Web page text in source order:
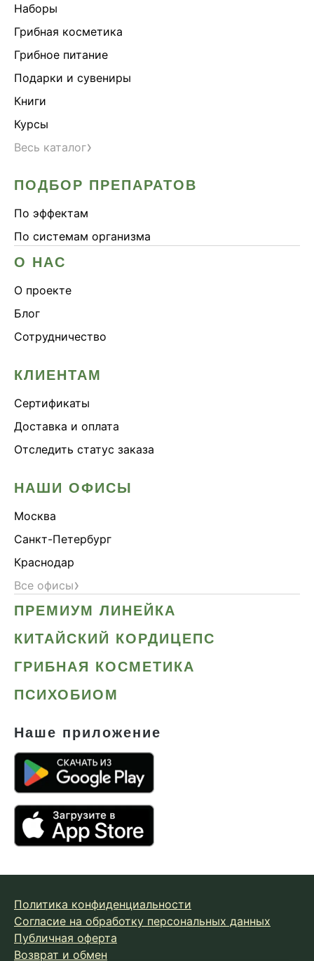
Наборы
Грибная косметика
Грибное питание
Подарки и сувениры
Книги
Курсы
Весь каталог›
ПОДБОР ПРЕПАРАТОВ
По эффектам
По системам организма
О НАС
О проекте
Блог
Сотрудничество
КЛИЕНТАМ
Сертификаты
Доставка и оплата
Отследить статус заказа
НАШИ ОФИСЫ
Москва
Санкт-Петербург
Краснодар
Все офисы›
ПРЕМИУМ ЛИНЕЙКА
КИТАЙСКИЙ КОРДИЦЕПС
ГРИБНАЯ КОСМЕТИКА
ПСИХОБИОМ
Наше приложение
Политика конфиденциальности
Согласие на обработку персональных данных
Публичная оферта
Возврат и обмен